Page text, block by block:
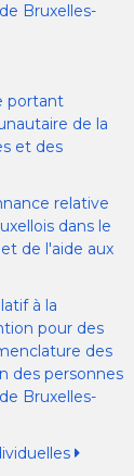
Bruxelles-
portant
de la
et des
relative
dans le
de l'aide aux
à la
pour des
des
des personnes
Bruxelles-